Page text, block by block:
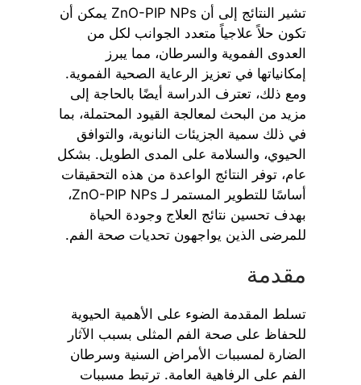
تشير النتائج إلى أن ZnO-PIP NPs يمكن أن
تكون حلاً علاجياً متعدد الجوانب لكل من
العدوى الفموية والسرطان، مما يبرز
إمكانياتها في تعزيز الرعاية الصحية الفموية.
ومع ذلك، تعترف الدراسة أيضًا بالحاجة إلى
مزيد من البحث لمعالجة القيود المحتملة، بما
في ذلك سمية الجزيئات النانوية، والتوافق
الحيوي، والسلامة على المدى الطويل. بشكل
عام، توفر النتائج الواعدة من هذه التحقيقات
أساسًا للتطوير المستمر لـ ZnO-PIP NPs،
بهدف تحسين نتائج العلاج وجودة الحياة
للمرضى الذين يواجهون تحديات صحة الفم.
مقدمة
تسلط المقدمة الضوء على الأهمية الحيوية
للحفاظ على صحة الفم المثلى بسبب الآثار
الضارة لمسببات الأمراض السنية وسرطان
الفم على الرفاهية العامة. ترتبط مسببات